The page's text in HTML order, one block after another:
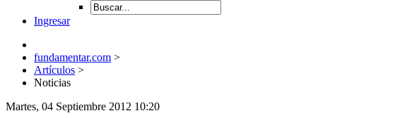
Ingresar
fundamentar.com >
Artículos >
Noticias
Martes, 04 Septiembre 2012 10:20